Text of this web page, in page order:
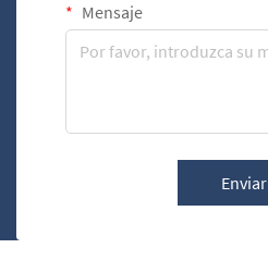
Mensaje
Enviar